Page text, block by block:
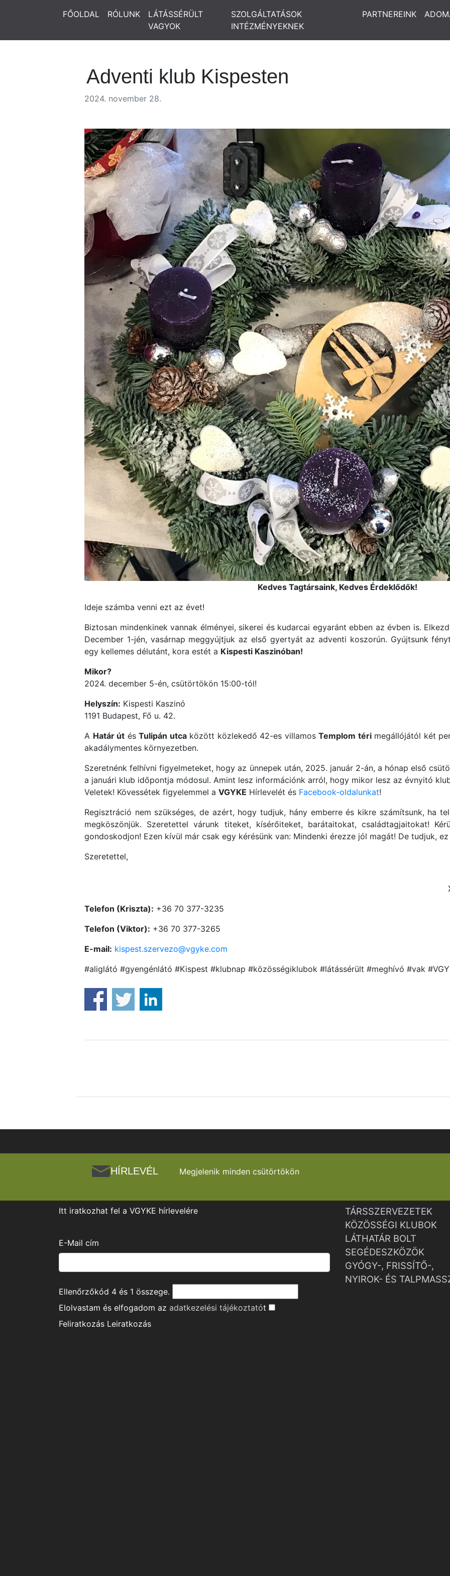
FŐOLDAL RÓLUNK
LÁTÁSSÉRÜLT
VAGYOK
SZOLGÁLTATÁSOK
INTÉZMÉNYEKNEK
PARTNEREINK
Adventi klub Kispesten
2024. november 28.
Kedves Tagtársaink, Kedves Érdeklődők!
Ideje számba venni ezt az évet!
Biztosan mindenkinek vannak élményei, sikerei és kudarcai egyaránt ebben az évben is.
December 1-jén, vasárnap meggyújtjuk az első gyertyát az adventi koszorún. Gyújtsunk
egy kellemes délutánt, kora estét a Kispesti Kaszinóban!
Mikor?
2024. december 5-én, csütörtökön 15:00-tól!
Helyszín: Kispesti Kaszinó
1191 Budapest, Fő u. 42.
A Határ út ésTulipán utcaközött közlekedő 42-es villamosTemplom térimegállójától két
akadálymentes környezetben.
Szeretnénk felhívni figyelmeteket, hogy az ünnepek után, 2025. január 2-án, a hónap első
a januári klub időpontja módosul. Amint lesz információnk arról, hogy mikor lesz az évnyitó
Veletek! Kövessétek figyelemmel a VGYKE Hírlevelét és Facebook-oldalunkat!
Regisztráció nem szükséges, de azért, hogy tudjuk, hány emberre és kikre számítsunk, ha
megköszönjük. Szeretettel várunk titeket, kísérőiteket, barátaitokat, családtagjaitokat!
gondoskodjon! Ezen kívül már csak egy kérésünk van: Mindenki érezze jól magát! De tudjuk,
Szeretettel,
Telefon (Kriszta): +36 70 377-3235
Telefon (Viktor): +36 70 377-3265
E-mail: kispest.szervezo@vgyke.com
#aliglátó #gyengénlátó #Kispest #klubnap #közösségiklubok #látássérült #meghívó #vak
HÍRLEVÉL Megjelenik minden csütörtökön
Itt iratkozhat fel a VGYKE hírlevelére
E-Mail cím
Ellenőrzőkód 4 és 1 összege.
Elolvastam és elfogadom az adatkezelési tájékoztatót
Feliratkozás Leiratkozás
TÁRSSZERVEZETEK
KÖZÖSSÉGI KLUBOK
LÁTHATÁR BOLT
SEGÉDESZKÖZÖK
GYÓGY-, FRISSÍTŐ-,
NYIROK- ÉS